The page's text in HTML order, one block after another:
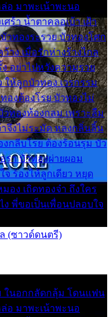
อ มาพะเน้าพะนอ
ศร้า น้ำตาคลอเบ้า เฝ้า
ทองระรวย บัวทองโศก
าง เมื่อรักห่างร้างไกล
อย่าไปหวังความรวย
ให้ลูกบัวทอง เวรกรรม
องต้องโรย บัวทองไม่
ทองท้องกลม เพราะลืม
จึงไม่ระมัด หลงกลิ่นลิ้น
กลีบโรย ต้องร้อนรุม บัว
า บัวทองผ่ายผอม
ร้องไห้ลูกเดียว หยุด
อง เถิดทองจ๋า ถึงใคร
ง พี่ขอเป็นเพื่อนปลอบใจ
(ซาวด์ดนตรี)
ในอกกลัดกลุ้ม โดนแฟน
อ มาพะเน้าพะนอ